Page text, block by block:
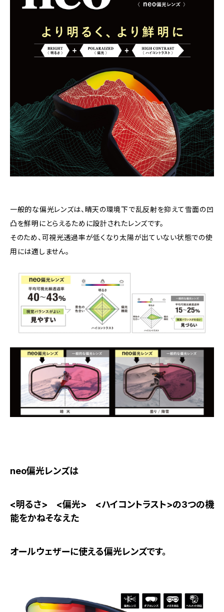
一般的な偏光レンズは、晴天の環境下で乱反射を抑えて雪面の凹
凸を鮮明にとらえるために設計されたレンズです。
そのため、可視光透過率が低くなり太陽が出ていない状態での使
用には適しません。
neo偏光レンズは
<明るさ> <偏光> <ハイコントラスト>の3つの機
能をかねそなえた
オールウェザーに使える偏光レンズです。